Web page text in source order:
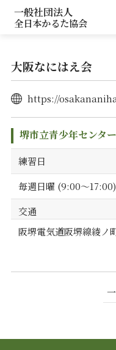
一般社団法人
全日本かるた協会
大阪なにはえ会
https://
堺市立青少年センタ
練習日
毎週日曜 (9:00～17:00)
交通
阪堺電気道阪堺線綾ノ